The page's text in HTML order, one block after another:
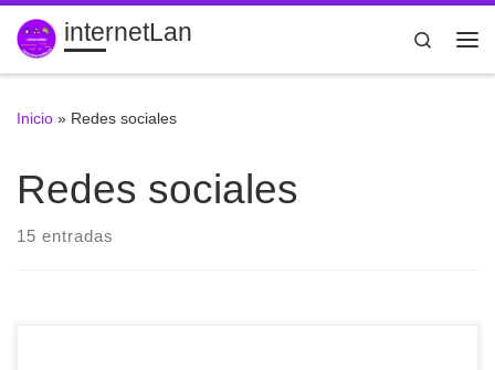
Saltar al contenido
internetLan
Search
Inicio » Redes sociales
Redes sociales
15 entradas